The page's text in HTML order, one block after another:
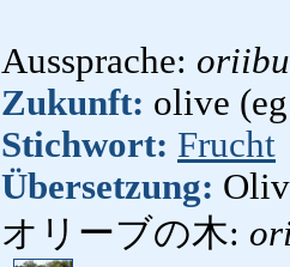
Aussprache: oriibu
Zukunft: olive
Stichwort: Frucht
Übersetzung:
オリーブの木: